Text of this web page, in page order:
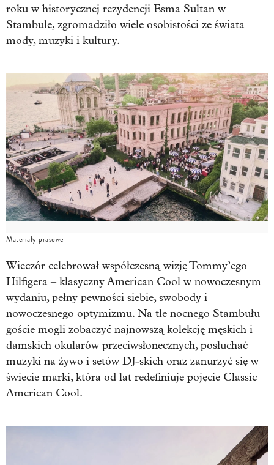
roku w historycznej rezydencji Esma Sultan w
Stambule, zgromadziło wiele osobistości ze świata
mody, muzyki i kultury.
Materiały prasowe
Wieczór celebrował współczesną wizję Tommy’ego
Hilfigera – klasyczny American Cool w nowoczesnym
wydaniu, pełny pewności siebie, swobody i
nowoczesnego optymizmu. Na tle nocnego Stambułu
goście mogli zobaczyć najnowszą kolekcję męskich i
damskich okularów przeciwsłonecznych, posłuchać
muzyki na żywo i setów DJ-skich oraz zanurzyć się w
świecie marki, która od lat redefiniuje pojęcie Classic
American Cool.